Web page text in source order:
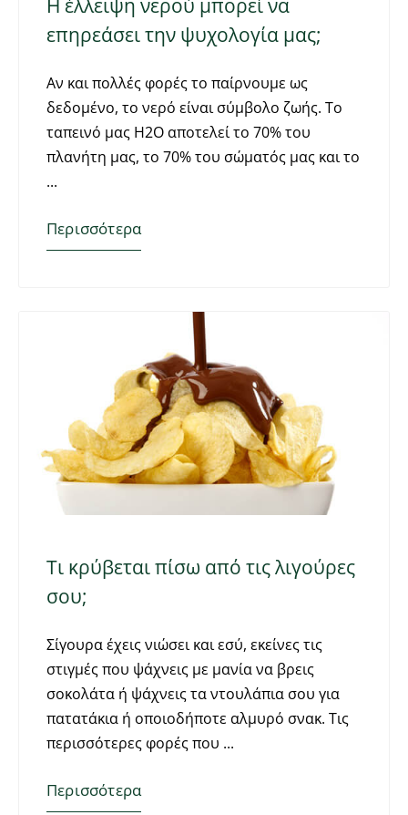
Η έλλειψη νερού μπορεί να
επηρεάσει την ψυχολογία μας;
Αν και πολλές φορές το παίρνουμε ως
δεδομένο, το νερό είναι σύμβολο ζωής. Το
ταπεινό μας Η2Ο αποτελεί το 70% του
πλανήτη μας, το 70% του σώματός μας και το
Περισσότερα
Τι κρύβεται πίσω από τις λιγούρες
σου;
Σίγουρα έχεις νιώσει και εσύ, εκείνες τις
στιγμές που ψάχνεις με μανία να βρεις
σοκολάτα ή ψάχνεις τα ντουλάπια σου για
πατατάκια ή οποιοδήποτε αλμυρό σνακ. Τις
περισσότερες φορές που
Περισσότερα